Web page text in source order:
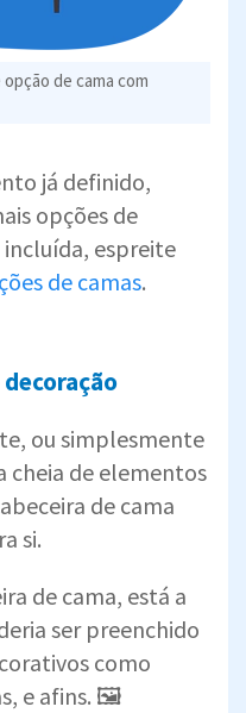
de cama com
já definido,
opções de
incluída, espreite
de camas.
ou simplesmente
cheia de elementos
de cama
si.
de cama, está a
ser preenchido
como
e afins. 🖼️